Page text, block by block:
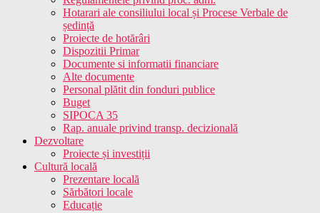
Hotarari ale consiliului local și Procese Verbale de
ședință
Proiecte de hotărâri
Dispozitii Primar
Documente si informatii financiare
Alte documente
Personal plătit din fonduri publice
Buget
SIPOCA 35
Rap. anuale privind transp. decizională
Dezvoltare
Proiecte și investiții
Cultură locală
Prezentare locală
Sărbători locale
Educație